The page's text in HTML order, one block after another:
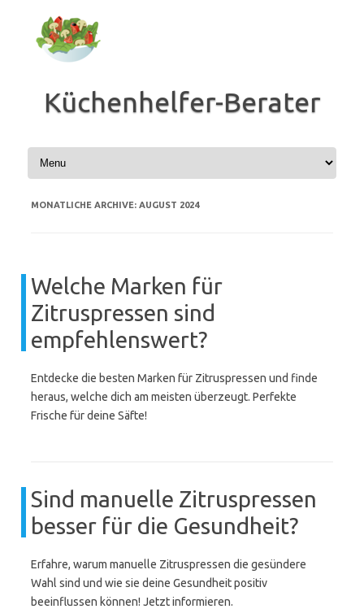
springen
Küchenhelfer-Berater
MONATLICHE ARCHIVE: AUGUST 2024
Welche Marken für
Zitruspressen sind
empfehlenswert?
Entdecke die besten Marken für Zitruspressen und finde
heraus, welche dich am meisten überzeugt. Perfekte
Frische für deine Säfte!
Sind manuelle Zitruspressen
besser für die Gesundheit?
Erfahre, warum manuelle Zitruspressen die gesündere
Wahl sind und wie sie deine Gesundheit positiv
beeinflussen können! Jetzt informieren.